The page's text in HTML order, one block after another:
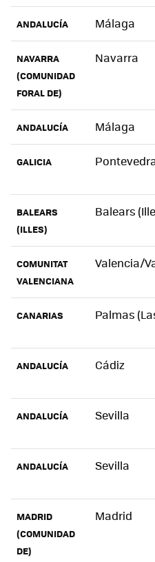
ANDALUCÍA Málaga
NAVARRA
(COMUNIDAD
FORAL DE)
Navarra
ANDALUCÍA Málaga
GALICIA
BALEARS
(ILLES)
Balears
COMUNITAT
VALENCIANA
Valencia/
CANARIAS Palmas
ANDALUCÍA Cádiz
ANDALUCÍA Sevilla
ANDALUCÍA Sevilla
MADRID
(COMUNIDAD
DE)
Madrid